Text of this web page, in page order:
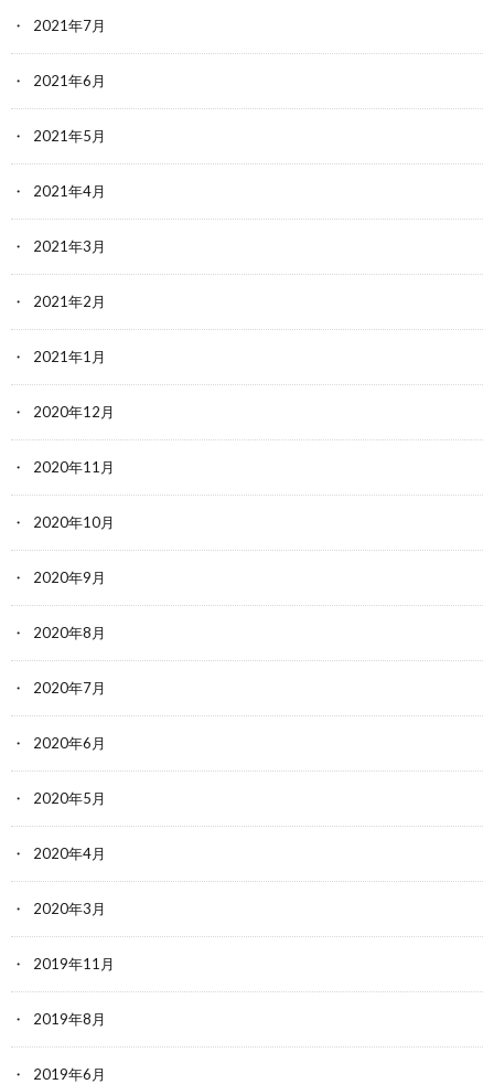
2021年7月
2021年6月
2021年5月
2021年4月
2021年3月
2021年2月
2021年1月
2020年12月
2020年11月
2020年10月
2020年9月
2020年8月
2020年7月
2020年6月
2020年5月
2020年4月
2020年3月
2019年11月
2019年8月
2019年6月